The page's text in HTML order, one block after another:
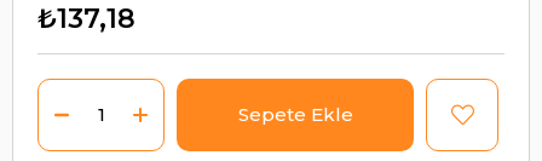
₺137,18